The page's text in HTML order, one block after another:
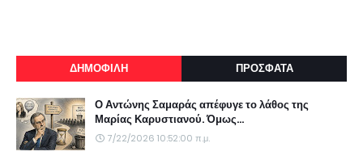
ΔΗΜΟΦΙΛΗ ΠΡΟΣΦΑΤΑ
Ο Αντώνης Σαμαράς απέφυγε το λάθος της
Μαρίας Καρυστιανού. Όμως...
7/22/2026 10:52:00 π.μ.